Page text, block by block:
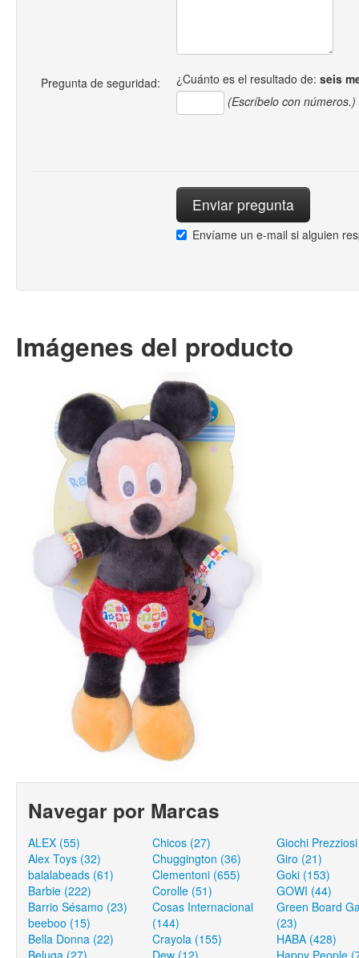
Pregunta de seguridad: ¿Cuánto es el resultado de: seis
(Escríbelo con números.)
Envíame un e-mail si alguien
Imágenes del producto
Navegar por Marcas
ALEX (55)
Alex Toys (32)
balalabeads (61)
Barbie (222)
Barrio Sésamo (23)
beeboo (15)
Bella Donna (22)
Beluga (27)
Chicos (27)
Chuggington (36)
Clementoni (655)
Corolle (51)
Cosas Internacional
(144)
Crayola (155)
Dew (12)
Giochi
Giro (21)
Goki (153)
GOWI (44)
Green Board
(23)
HABA (428)
Happy People